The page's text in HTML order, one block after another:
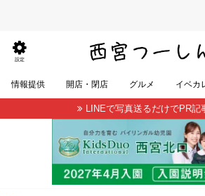
設定
情報提供 開店・閉店 グルメ イベカ
LINEで写真送るだけでPR記